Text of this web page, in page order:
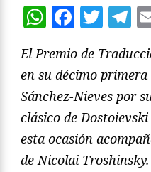
El Premio de
en su décimo
Sánchez-Nieves por
clásico de
esta ocasión
de Nicolai Troshinsky.